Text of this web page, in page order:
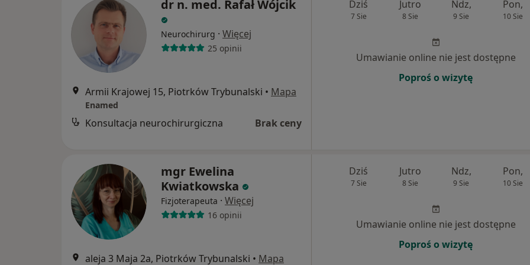
dr n. med. Rafał Wójcik
Neurochirurg · Więcej
25 opinii
Armii Krajowej 15, Piotrków Trybunalski • Mapa
Enamed
Konsultacja neurochirurgiczna Brak ceny
Dziś
7 Sie
Jutro
8 Sie
Ndz,
9 Sie
Pon,
10 Sie
Umawianie online nie jest dostępne
Poproś o wizytę
mgr Ewelina
Kwiatkowska
Fizjoterapeuta · Więcej
16 opinii
aleja 3 Maja 2a, Piotrków Trybunalski • Mapa
Dziś
7 Sie
Jutro
8 Sie
Ndz,
9 Sie
Pon,
10 Sie
Umawianie online nie jest dostępne
Poproś o wizytę